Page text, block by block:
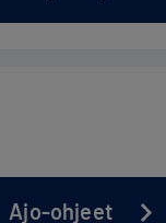
Ajo-ohjeet